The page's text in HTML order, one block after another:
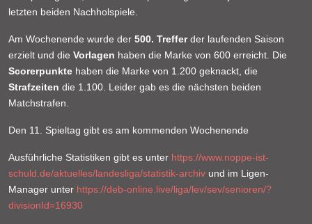
letzten beiden Nachholspiele.
Am Wochenende wurde der 500. Trefferder laufenden Saison
erzielt und die Vorlagen haben die Marke von 600 erreicht. Die
Scorerpunkte haben die Marke von 1.200 geknackt, die
Strafzeiten die 1.100. Leider gab es die nächsten beiden
Matchstrafen.
Den 11. Spieltag gibt es am kommenden Wochenende
Ausführliche Statistiken gibt es unter https://www.noppe-ist-
schuld.de/aktuelles/landesliga/statistik-archiv und im Ligen-
Manager unter https://deb-online.live/liga/lev/sev/senioren/?
divisionId=16930